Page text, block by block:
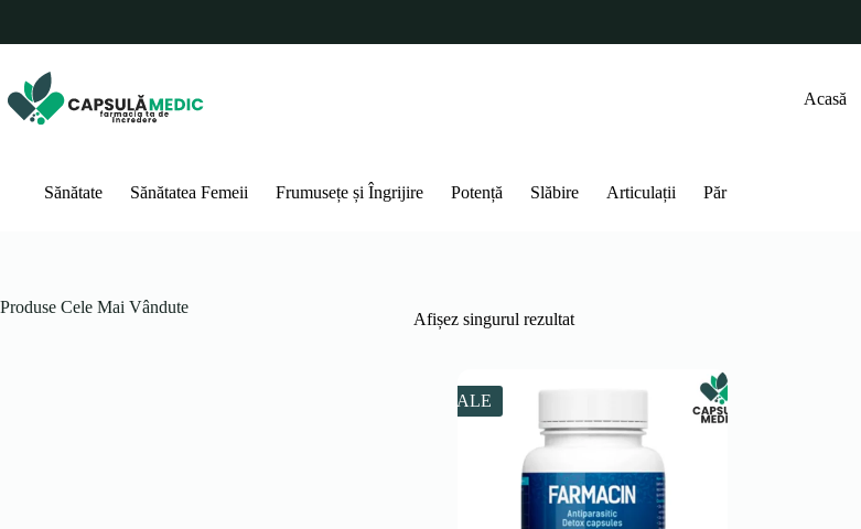
conținut
Acasă
Sănătate Sănătatea Femeii Frumusețe și Îngrijire Potență Slăbire Articulații Păr
Afișez singurul rezultat
SALE
Produse Cele Mai Vândute